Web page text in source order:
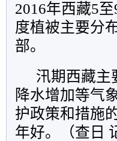
2016年西藏5
度植被主要分
部。
汛期西藏主
降水增加等气
护政策和措施
年好。（查日